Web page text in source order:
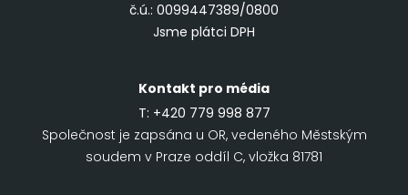
č.ú.: 0099447389/0800
Jsme plátci DPH
Kontakt pro média
T: +420 779 998 877
Společnost je zapsána u OR, vedeného Městským
soudem v Praze oddíl C, vložka 81781